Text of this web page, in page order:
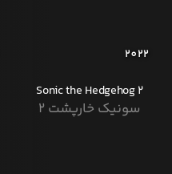
2022
Sonic the Hedgehog 2
سونیک خارپشت ۲